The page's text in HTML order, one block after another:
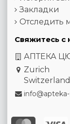
Закладки
Отследить
Свяжитесь с
АПТЕКА
Zurich
Switzerland